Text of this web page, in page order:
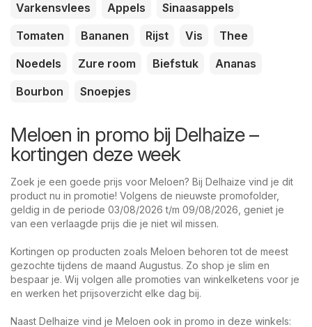
Varkensvlees
Appels
Sinaasappels
Tomaten
Bananen Rijst Vis
Thee
Noedels
Zure room Biefstuk
Ananas
Bourbon
Snoepjes
Meloen in promo bij Delhaize –
kortingen deze week
Zoek je een goede prijs voor Meloen? Bij Delhaize vind je dit
product nu in promotie! Volgens de nieuwste promofolder,
geldig in de periode 03/08/2026 t/m 09/08/2026, geniet je
van een verlaagde prijs die je niet wil missen.
Kortingen op producten zoals Meloen behoren tot de meest
gezochte tijdens de maand Augustus. Zo shop je slim en
bespaar je. Wij volgen alle promoties van winkelketens voor je
en werken het prijsoverzicht elke dag bij.
Naast Delhaize vind je Meloen ook in promo in deze winkels: